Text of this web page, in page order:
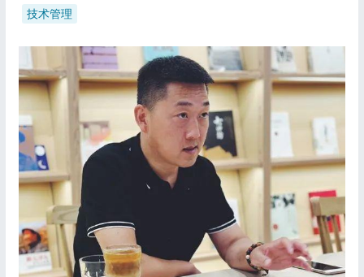
技术管理